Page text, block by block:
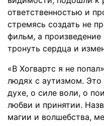
ответственностью и
стремясь создать не
фильм, а произведение
тронуть сердца и
«В Хогвартс я не
людях с аутизмом. Это
духе, о силе воли, о
любви и принятии.
магии и волшебства,